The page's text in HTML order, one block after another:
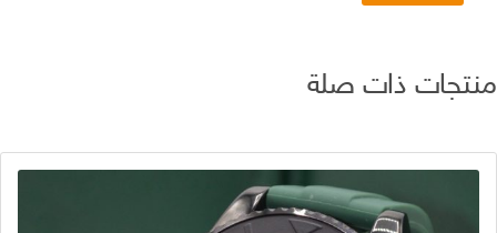
ذات صلة